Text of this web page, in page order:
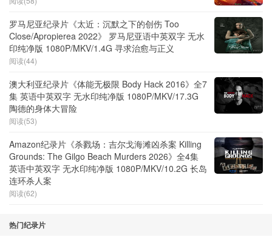
罗马尼亚纪录片《太近：沉默之下的创伤 Too
Close/Apropierea 2022》 罗马尼亚语中英双字 无水
印纯净版 1080P/MKV/1.4G 寻求治愈与正义
阅读(44)
澳大利亚纪录片《体能无极限 Body Hack 2016》全7
集 英语中英双字 无水印纯净版 1080P/MKV/17.3G
陶德的身体大冒险
阅读(53)
Amazon纪录片《杀戮场：吉尔戈海滩凶杀案 Killing
Grounds: The Gilgo Beach Murders 2026》全4集
英语中英双字 无水印纯净版 1080P/MKV/10.2G 长岛
连环杀人案
阅读(62)
热门纪录片